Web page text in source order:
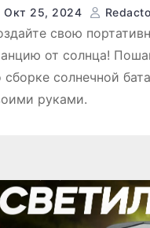
Окт 25, 2024
свою
от солнца!
сборке солнечной
руками.